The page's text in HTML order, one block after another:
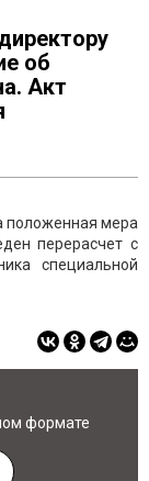
об
Акт
положенная мера
перерасчет с
специальной
формате